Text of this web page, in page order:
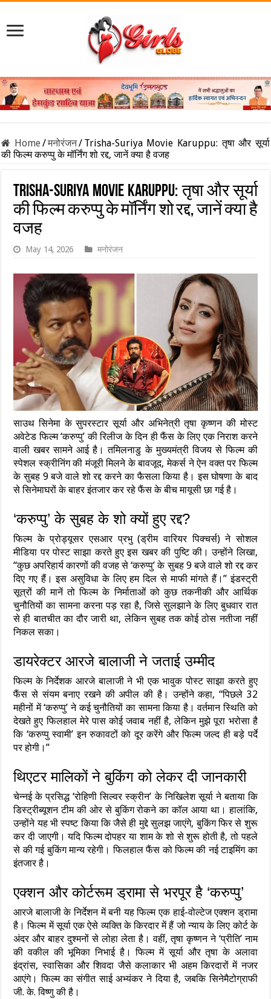
Home/मनोरंजन/ Trisha-Suriya Movie Karuppu: तृषा और सूर्या
की फिल्म करुप्पु के मॉर्निंग शो रद्द, जानें क्या है वजह
Trisha-Suriya Movie Karuppu: तृषा और सूर्या
की फिल्म करुप्पु के मॉर्निंग शो रद्द, जानें क्या है
वजह
May 14, 2026 मनोरंजन
साउथ सिनेमा के सुपरस्टार सूर्या और अभिनेत्री तृषा कृष्णन की मोस्ट
अवेटेड फिल्म ‘करुप्पु’ की रिलीज के दिन ही फैंस के लिए एक निराश करने
वाली खबर सामने आई है। तमिलनाडु के मुख्यमंत्री विजय से फिल्म की
स्पेशल स्क्रीनिंग की मंजूरी मिलने के बावजूद, मेकर्स ने ऐन वक्त पर फिल्म
के सुबह 9 बजे वाले शो रद्द करने का फैसला किया है। इस घोषणा के बाद
से सिनेमाघरों के बाहर इंतजार कर रहे फैंस के बीच मायूसी छा गई है।
‘करुप्पु’ के सुबह के शो क्यों हुए रद्द?
फिल्म के प्रोड्यूसर एसआर प्रभु (ड्रीम वारियर पिक्चर्स) ने सोशल
मीडिया पर पोस्ट साझा करते हुए इस खबर की पुष्टि की। उन्होंने लिखा,
“कुछ अपरिहार्य कारणों की वजह से ‘करुप्पु’ के सुबह 9 बजे वाले शो रद्द कर
दिए गए हैं। इस असुविधा के लिए हम दिल से माफी मांगते हैं।” इंडस्ट्री
सूत्रों की मानें तो फिल्म के निर्माताओं को कुछ तकनीकी और आर्थिक
चुनौतियों का सामना करना पड़ रहा है, जिसे सुलझाने के लिए बुधवार रात
से ही बातचीत का दौर जारी था, लेकिन सुबह तक कोई ठोस नतीजा नहीं
निकल सका।
डायरेक्टर आरजे बालाजी ने जताई उम्मीद
फिल्म के निर्देशक आरजे बालाजी ने भी एक भावुक पोस्ट साझा करते हुए
फैंस से संयम बनाए रखने की अपील की है। उन्होंने कहा, “पिछले 32
महीनों में ‘करुप्पु’ ने कई चुनौतियों का सामना किया है। वर्तमान स्थिति को
देखते हुए फिलहाल मेरे पास कोई जवाब नहीं है, लेकिन मुझे पूरा भरोसा है
कि ‘करुप्पु स्वामी’ इन रुकावटों को दूर करेंगे और फिल्म जल्द ही बड़े पर्दे
पर होगी।”
थिएटर मालिकों ने बुकिंग को लेकर दी जानकारी
चेन्नई के प्रसिद्ध ‘रोहिणी सिल्वर स्क्रीन’ के निखिलेश सूर्या ने बताया कि
डिस्ट्रीब्यूशन टीम की ओर से बुकिंग रोकने का कॉल आया था। हालांकि,
उन्होंने यह भी स्पष्ट किया कि जैसे ही मुद्दे सुलझ जाएंगे, बुकिंग फिर से शुरू
कर दी जाएगी। यदि फिल्म दोपहर या शाम के शो से शुरू होती है, तो पहले
से की गई बुकिंग मान्य रहेगी। फिलहाल फैंस को फिल्म की नई टाइमिंग का
इंतजार है।
एक्शन और कोर्टरूम ड्रामा से भरपूर है ‘करुप्पु’
आरजे बालाजी के निर्देशन में बनी यह फिल्म एक हाई-वोल्टेज एक्शन ड्रामा
है। फिल्म में सूर्या एक ऐसे व्यक्ति के किरदार में हैं जो न्याय के लिए कोर्ट के
अंदर और बाहर दुश्मनों से लोहा लेता है। वहीं, तृषा कृष्णन ने ‘प्रीति’ नाम
की वकील की भूमिका निभाई है। फिल्म में सूर्या और तृषा के अलावा
इंद्रांस, स्वासिका और शिवदा जैसे कलाकार भी अहम किरदारों में नजर
आएंगे। फिल्म का संगीत साई अभ्यंकर ने दिया है, जबकि सिनेमैटोग्राफी
जी. के. विष्णु की है।